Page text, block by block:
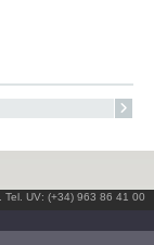
UV: (+34) 963 86 41 00